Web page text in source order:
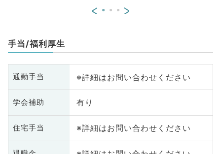
< >
手当/福利厚生
通勤手当 ※詳細はお問い合わせください
学会補助 有り
住宅手当 ※詳細はお問い合わせください